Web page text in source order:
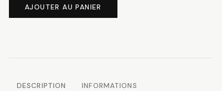
Sampler
AJOUTER AU PANIER
DESCRIPTION
INFORMATIONS